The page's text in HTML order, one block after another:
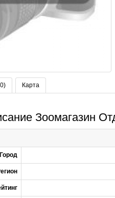
Карта
Зоомагазин
Город